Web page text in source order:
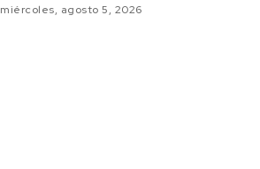
miércoles, agosto 5, 2026